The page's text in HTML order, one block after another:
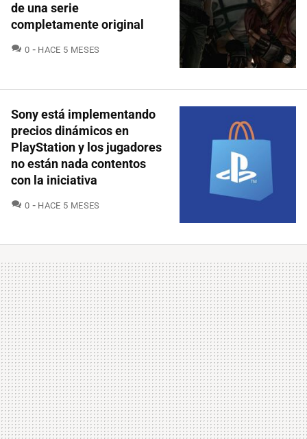
de una serie
completamente original
0 COMENTARIOS
HACE 5 MESES
Sony está implementando
precios dinámicos en
PlayStation y los jugadores
no están nada contentos
con la iniciativa
0 COMENTARIOS
HACE 5 MESES